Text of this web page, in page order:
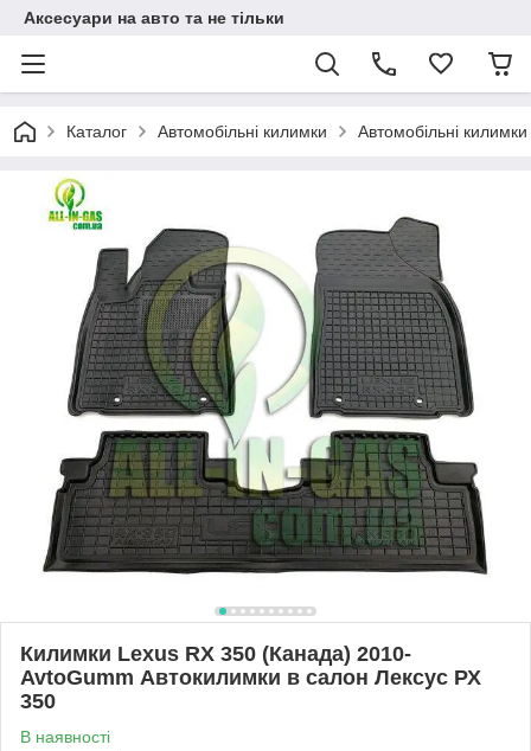
Аксесуари на авто та не тільки
Каталог Автомобільні килимки Автомобільні
Килимки Lexus RX 350 (Канада) 2010-
AvtoGumm Автокилимки в салон Лексус РХ
350
В наявності